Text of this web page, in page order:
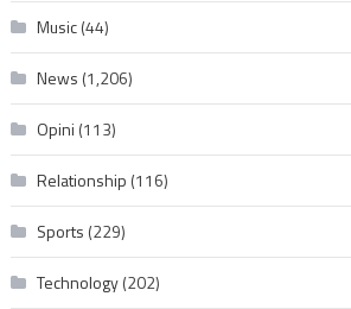
Music(44)
News (1,206)
Opini (113)
Relationship (116)
Sports (229)
Technology(202)